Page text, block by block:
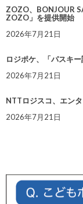
ZOZO、BONJOUR
ZOZO」を提供開始
2026年7月21日
ロジポケ、「パスキ
2026年7月21日
NTTロジスコ、エン
2026年7月21日